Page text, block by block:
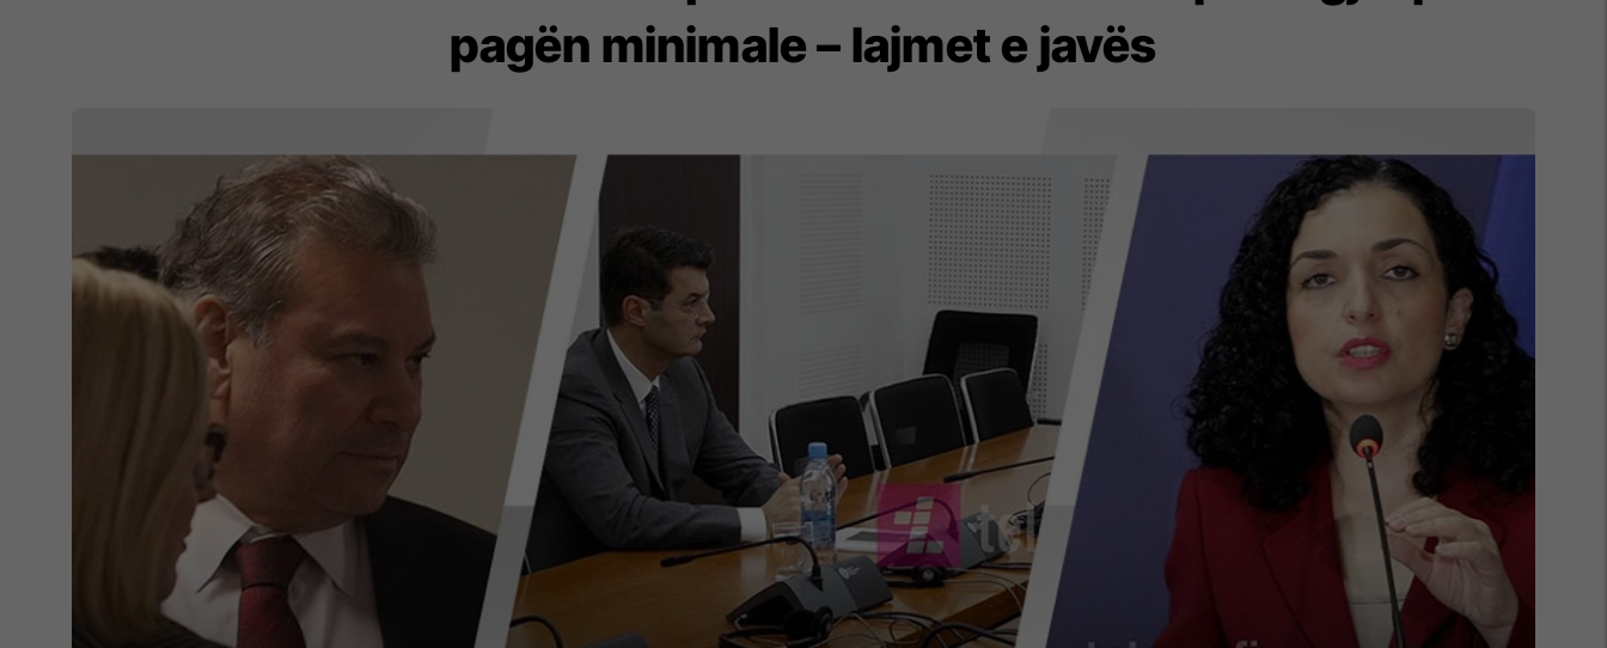
pagën minimale – lajmet e javës